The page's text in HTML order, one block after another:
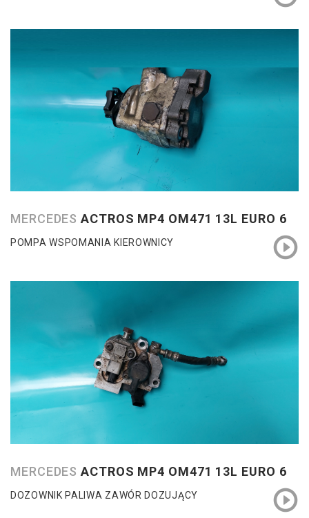
MERCEDESACTROS MP4 OM471 13L EURO 6
POMPA WSPOMANIA KIEROWNICY
MERCEDESACTROS MP4 OM471 13L EURO 6
DOZOWNIK PALIWA ZAWÓR DOZUJĄCY